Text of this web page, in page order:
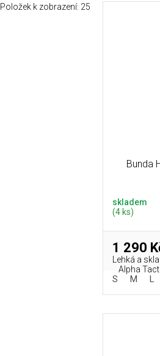
Položek k zobrazení: 25
Bunda
skladem
(4 ks)
1 290
Lehká a
Alpha
S M L